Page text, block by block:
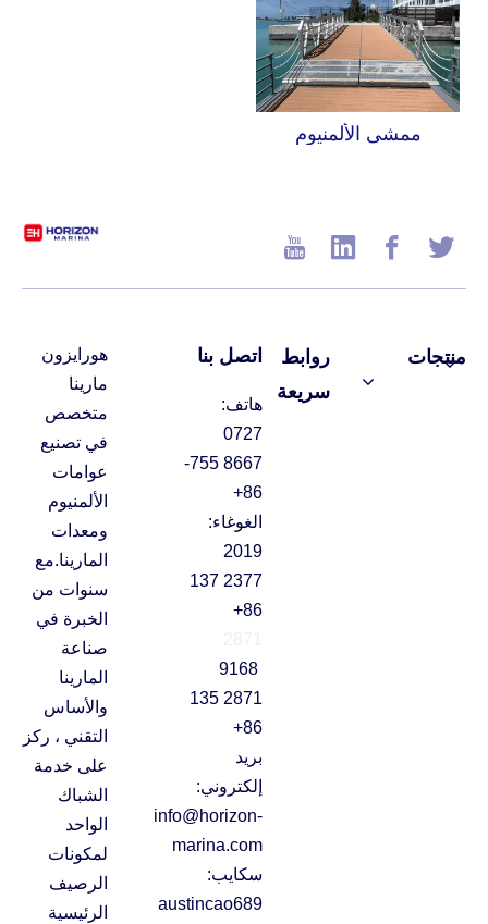
ممشى الألمنيوم
هورايزون
مارينا
متخصص
في تصنيع
عوامات
الألمنيوم
ومعدات
المارينا.مع
سنوات من
الخبرة في
صناعة
المارينا
والأساس
التقني ، ركز
على خدمة
الشباك
الواحد
لمكونات
الرصيف
الرئيسية
اتصل بنا
هاتف:
0727
8667 755-
86+
الغوغاء:
2019
2377 137
86+
9168
2871 135
86+
بريد
إلكتروني:
info@horizon-
marina.com
سكايب:
austincao689
روابط
سريعة
منتجات